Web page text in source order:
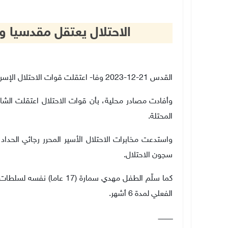
الاحتلال يعتقل مقدسيا
القدس 21-12-2023 وفا- اعتقلت قوات الاحتلال الإسرائيلي، اليوم الخميس، مقدسيا، واستدعت أسيرا محررا للتحقيق
وأفادت مصادر محلية، بأن قوات الاحتلال اعتقلت
المحتلة.
سجون الاحتلال.
كما سلّم الطفل مهدي سمارة
الفعلي لمدة 6 أشهر
.
ــــــــــــــ